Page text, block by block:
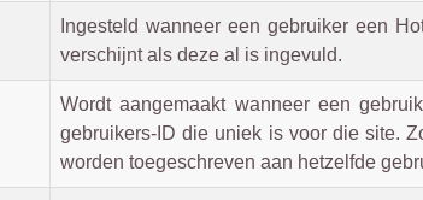
Ingesteld wanneer een gebruiker een
verschijnt als deze al is ingevuld.
Wordt aangemaakt wanneer een
gebruikers-ID die uniek is voor die site.
worden toegeschreven aan hetzelfde